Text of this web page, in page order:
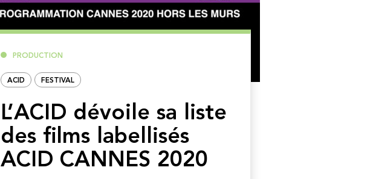
PRODUCTION
ACID FESTIVAL
L’ACID dévoile sa liste
des films labellisés
ACID CANNES 2020